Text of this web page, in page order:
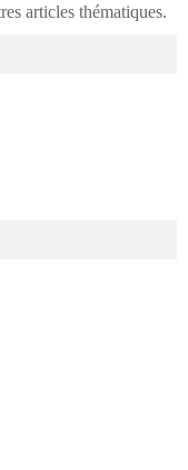
articles thématiques.